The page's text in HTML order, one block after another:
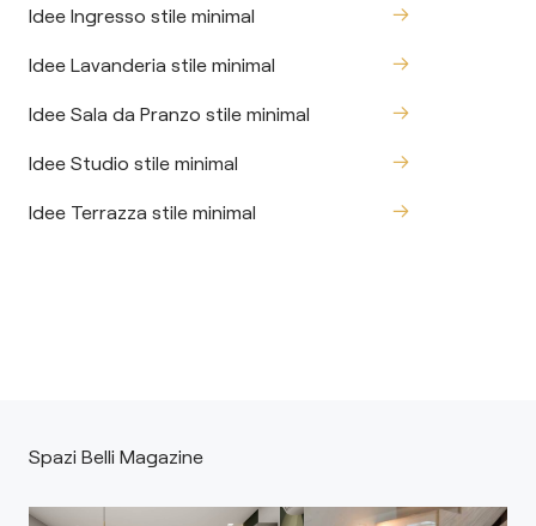
Idee Ingresso stile minimal
Idee Lavanderia stile minimal
Idee Sala da Pranzo stile minimal
Idee Studio stile minimal
Idee Terrazza stile minimal
Spazi Belli Magazine